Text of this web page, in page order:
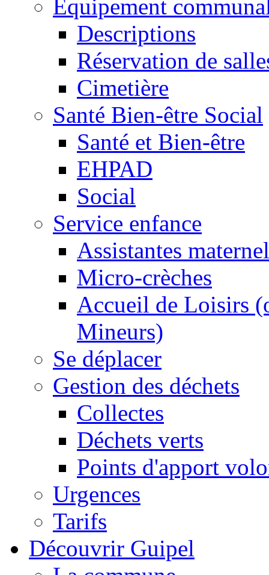
Equipement
Descriptions
Réservation de
Cimetière
Santé Bien-être Social
Santé et Bien-être
EHPAD
Social
Service enfance
Assistantes
Micro-crèches
Accueil de Loisirs
Mineurs)
Se déplacer
Gestion des déchets
Collectes
Déchets verts
Points d'apport
Urgences
Tarifs
Découvrir Guipel